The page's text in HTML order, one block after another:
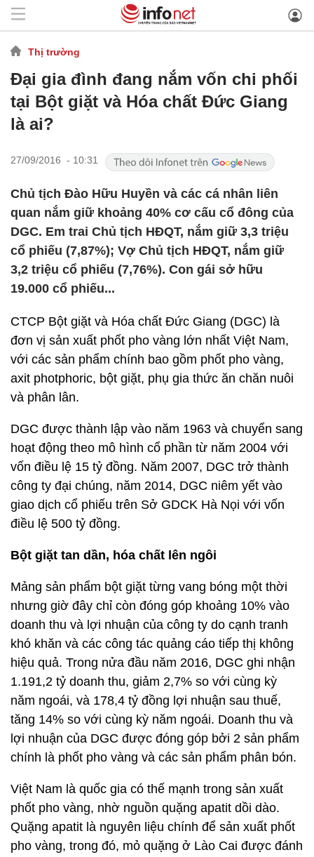
Thị trường
Đại gia đình đang nắm vốn chi phối
tại Bột giặt và Hóa chất Đức Giang
là ai?
27/09/2016 - 10:31
Chủ tịch Đào Hữu Huyền và các cá nhân liên
quan nắm giữ khoảng 40% cơ cấu cổ đông của
DGC. Em trai Chủ tịch HĐQT, nắm giữ 3,3 triệu
cổ phiếu (7,87%); Vợ Chủ tịch HĐQT, nắm giữ
3,2 triệu cổ phiếu (7,76%). Con gái sở hữu
19.000 cổ phiếu...
CTCP Bột giặt và Hóa chất Đức Giang (DGC) là
đơn vị sản xuất phốt pho vàng lớn nhất Việt Nam,
với các sản phẩm chính bao gồm phốt pho vàng,
axit photphoric, bột giặt, phụ gia thức ăn chăn nuôi
và phân lân.
DGC được thành lập vào năm 1963 và chuyển sang
hoạt động theo mô hình cổ phần từ năm 2004 với
vốn điều lệ 15 tỷ đồng. Năm 2007, DGC trở thành
công ty đại chúng, năm 2014, DGC niêm yết vào
giao dịch cổ phiếu trên Sở GDCK Hà Nọi với vốn
điều lệ 500 tỷ đồng.
Bột giặt tan dần, hóa chất lên ngôi
Mảng sản phẩm bột giặt từng vang bóng một thời
nhưng giờ đây chỉ còn đóng góp khoảng 10% vào
doanh thu và lợi nhuận của công ty do cạnh tranh
khó khăn và các công tác quảng cáo tiếp thị không
hiệu quả. Trong nửa đầu năm 2016, DGC ghi nhận
1.191,2 tỷ doanh thu, giảm 2,7% so với cùng kỳ
năm ngoái, và 178,4 tỷ đồng lợi nhuận sau thuế,
tăng 14% so với cùng kỳ năm ngoái. Doanh thu và
lợi nhuận của DGC được đóng góp bởi 2 sản phẩm
chính là phốt pho vàng và các sản phẩm phân bón.
Việt Nam là quốc gia có thế mạnh trong sản xuất
phốt pho vàng, nhờ nguồn quặng apatit dồi dào.
Quặng apatit là nguyên liệu chính để sản xuất phốt
pho vàng, trong đó, mỏ quặng ở Lào Cai được đánh